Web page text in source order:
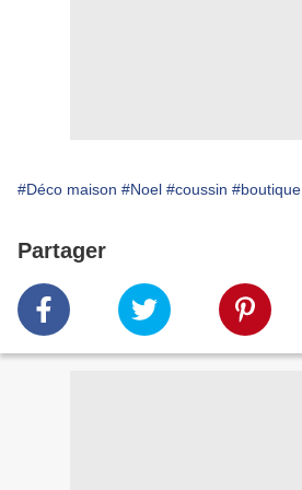
#Déco maison #Noel #coussin #boutique
Partager